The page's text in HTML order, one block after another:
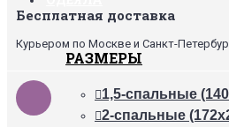
РАЗМЕРЫ
1,5-спальные
2-спальные
Бесплатная доставка
Курьером по Москве и Санкт-